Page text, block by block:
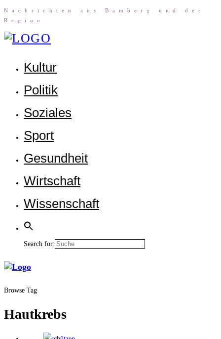
Nach­rich­ten aus Bam­berg und der
Region
Kul­tur
Poli­tik
Sozia­les
Sport
Gesund­heit
Wirt­schaft
Wis­sen­schaft
Search for:
Browse Tag
Hautkrebs